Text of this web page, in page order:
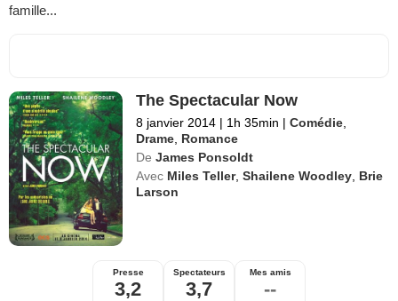
famille...
The Spectacular Now
8 janvier 2014 | 1h 35min | Comédie
Drame Romance
De James Ponsoldt
Avec Miles Teller,Shailene Woodley Brie
Larson
Presse
3,2
Spectateurs
3,7
Mes amis
--